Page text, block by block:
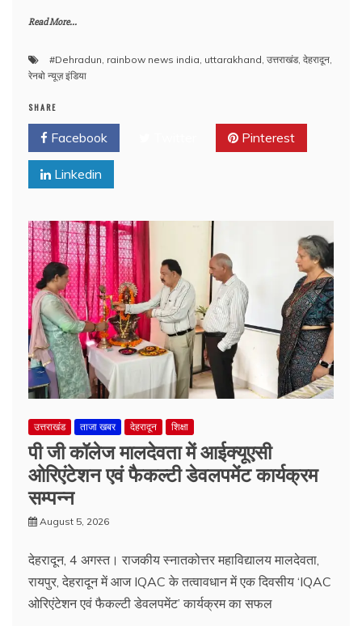
Read More...
#Dehradun, rainbow news india, uttarakhand, उत्तराखंड, देहरादून,
रेनबो न्यूज़ इंडिया
SHARE
Facebook Pinterest
Linkedin
उत्तराखंड ताजा खबर देहरादून शिक्षा
पी जी कॉलेज मालदेवता में आईक्यूएसी
ओरिएंटेशन एवं फैकल्टी डेवलपमेंट कार्यक्रम
सम्पन्न
August 5, 2026
देहरादून, 4 अगस्त। राजकीय स्नातकोत्तर महाविद्यालय मालदेवता,
रायपुर, देहरादून में आज IQAC के तत्वावधान में एक दिवसीय ‘IQAC
ओरिएंटेशन एवं फैकल्टी डेवलपमेंट’ कार्यक्रम का सफल